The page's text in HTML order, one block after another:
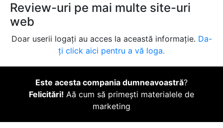
Review-uri pe mai multe site-uri
web
Doar userii logați au acces la această informație. Da-
ți click aici pentru a vă loga.
Este acesta compania dumneavoastră?
Felicitări! Aă cum să primești materialele de
marketing